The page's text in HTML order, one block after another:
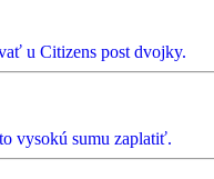
u Citizens post dvojky.
vysokú sumu zaplatiť.